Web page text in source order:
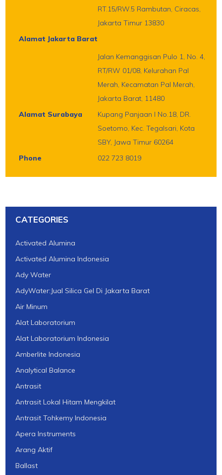
RT.15/RW.5 Rambutan, Ciracas,
Jakarta Timur 13830
Alamat Jakarta Barat
Jalan Kemanggisan Pulo 1, No. 4,
RT/RW 01/08, Kelurahan Pal
Merah, Kecamatan Pal Merah,
Jakarta Barat, 11480
Alamat Surabaya
Kupang Panjaan I No.18, DR.
Soetomo, Kec. Tegalsari, Kota
SBY, Jawa Timur 60264
Phone
022 723 8019
CATEGORIES
Activated Alumina
Activated Alumina Indonesia
Ady Water
AdyWater:Jual Silica Gel Di Jakarta Barat
Air Minum
Alat Laboratorium
Alat Laboratorium Indonesia
Amberlite Indonesia
Analytical Balance
Antrasit
Antrasit Lokal Hitam Mengkilat
Antrasit Tohkemy Indonesia
Apera Instruments
Arang Aktif
Ballast